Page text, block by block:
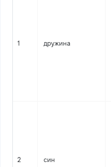
1 дружина
2 син